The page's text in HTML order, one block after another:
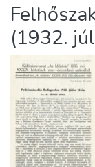
About us
(1932.